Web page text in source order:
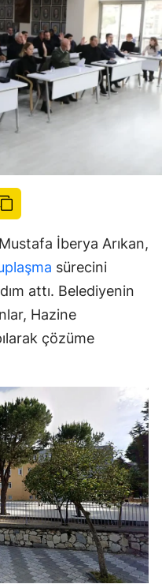
İberya Arıkan,
sürecini
attı. Belediyenin
Hazine
çözüme